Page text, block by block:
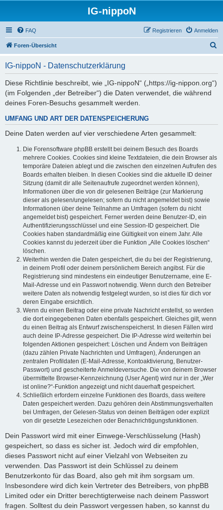
IG-nippoN
FAQ Anmelden
Registrieren
Foren-Übersicht
IG-nippoN - Datenschutzerklärung
Diese Richtlinie beschreibt, wie „IG-nippoN“ („https://ig-nippon.org“)
(im Folgenden „der Betreiber“) die Daten verwendet, die während
deines Foren-Besuchs gesammelt werden.
UMFANG UND ART DER DATENSPEICHERUNG
Deine Daten werden auf vier verschiedene Arten gesammelt:
Die Forensoftware phpBB erstellt bei deinem Besuch des Boards
mehrere Cookies. Cookies sind kleine Textdateien, die dein Browser als
temporäre Dateien ablegt und die zwischen den einzelnen Aufrufen des
Boards erhalten bleiben. In diesen Cookies sind die aktuelle ID deiner
Sitzung (damit dir alle Seitenaufrufe zugeordnet werden können),
Informationen über die von dir gelesenen Beiträge (zur Markierung
dieser als gelesen/ungelesen; sofern du nicht angemeldet bist) sowie
Informationen über deine Teilnahme an Umfragen (sofern du nicht
angemeldet bist) gespeichert. Ferner werden deine Benutzer-ID, ein
Authentifizierungsschlüssel und eine Session-ID gespeichert. Die
Cookies haben standardmäßig eine Gültigkeit von einem Jahr. Alle
Cookies kannst du jederzeit über die Funktion „Alle Cookies löschen“
löschen.
Weiterhin werden die Daten gespeichert, die du bei der Registrierung,
in deinem Profil oder deinem persönlichem Bereich angibst. Für die
Registrierung sind mindestens ein eindeutiger Benutzername, eine E-
Mail-Adresse und ein Passwort notwendig. Wenn durch den Betreiber
weitere Daten als notwendig festgelegt wurden, so ist dies für dich vor
deren Eingabe ersichtlich.
Wenn du einen Beitrag oder eine private Nachricht erstellst, so werden
die dort eingegebenen Daten ebenfalls gespeichert. Gleiches gilt, wenn
du einen Beitrag als Entwurf zwischenspeicherst. In diesen Fällen wird
auch deine IP-Adresse gespeichert. Die IP-Adresse wird weiterhin bei
folgenden Aktionen gespeichert: Löschen und Ändern von Beiträgen
(dazu zählen Private Nachrichten und Umfragen), Änderungen an
zentralen Profildaten (E-Mail-Adresse, Kontoaktivierung, Benutzer-
Passwort) und gescheiterte Anmeldeversuche. Die von deinem Browser
übermittelte Browser-Kennzeichnung (User Agent) wird nur in der „Wer
ist online?“-Funktion angezeigt und nicht dauerhaft gespeichert.
Schließlich erfordern einzelne Funktionen des Boards, dass weitere
Daten gespeichert werden. Dazu gehören dein Abstimmungsverhalten
bei Umfragen, der Gelesen-Status von deinen Beiträgen oder explizit
von dir gesetzte Lesezeichen oder Benachrichtigungsfunktionen.
Dein Passwort wird mit einer Einwege-Verschlüsselung (Hash)
gespeichert, so dass es sicher ist. Jedoch wird dir empfohlen,
dieses Passwort nicht auf einer Vielzahl von Webseiten zu
verwenden. Das Passwort ist dein Schlüssel zu deinem
Benutzerkonto für das Board, also geh mit ihm sorgsam um.
Insbesondere wird dich kein Vertreter des Betreibers, von phpBB
Limited oder ein Dritter berechtigterweise nach deinem Passwort
fragen. Solltest du dein Passwort vergessen haben, so kannst du